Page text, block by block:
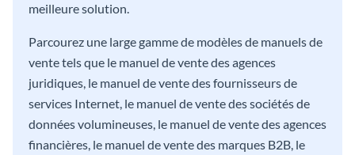
meilleure solution.
Parcourez une large gamme de modèles de manuels de
vente tels que le manuel de vente des agences
juridiques, le manuel de vente des fournisseurs de
services Internet, le manuel de vente des sociétés de
données volumineuses, le manuel de vente des agences
financières, le manuel de vente des marques B2B, le